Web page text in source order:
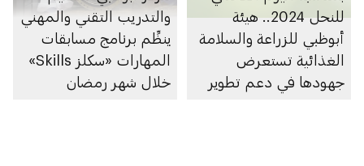
للنحل 2024.. هيئة
أبوظبي للزراعة والسلامة
الغذائية تستعرض
جهودها في دعم تطوير
والتدريب التقني والمهني
ينظِّم برنامج مسابقات
المهارات «سكلز Skills»
خلال شهر رمضان